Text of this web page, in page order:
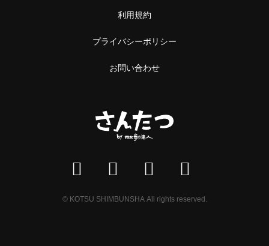
利用規約
プライバシーポリシー
お問い合わせ
© KOTSU SHIMBUNSHA All rights reserved.